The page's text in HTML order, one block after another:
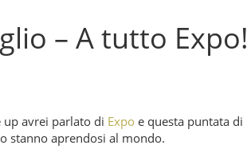
– A tutto Expo!
up avrei parlato di Expo e questa puntata di
stanno aprendosi al mondo.